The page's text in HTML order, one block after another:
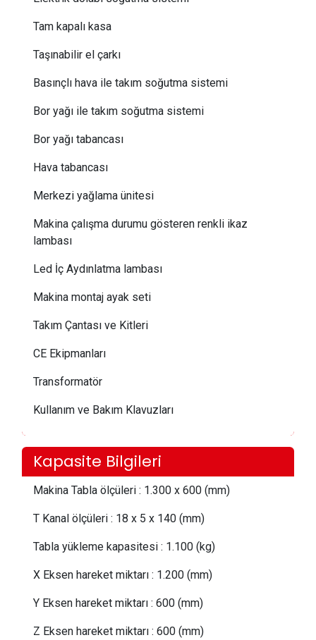
Tam kapalı kasa
Taşınabilir el çarkı
Basınçlı hava ile takım soğutma sistemi
Bor yağı ile takım soğutma sistemi
Bor yağı tabancası
Hava tabancası
Merkezi yağlama ünitesi
Makina çalışma durumu gösteren renkli ikaz
lambası
Led İç Aydınlatma lambası
Makina montaj ayak seti
Takım Çantası ve Kitleri
CE Ekipmanları
Transformatör
Kullanım ve Bakım Klavuzları
Kapasite Bilgileri
Makina Tabla ölçüleri : 1.300 x 600 (mm)
T Kanal ölçüleri : 18 x 5 x 140 (mm)
Tabla yükleme kapasitesi : 1.100 (kg)
X Eksen hareket miktarı : 1.200 (mm)
Y Eksen hareket miktarı : 600 (mm)
Z Eksen hareket miktarı : 600 (mm)